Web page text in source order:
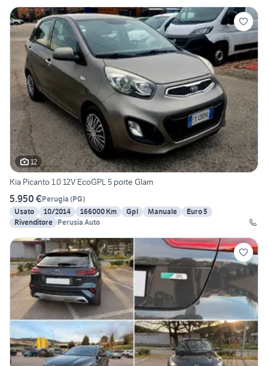
12
Kia Picanto 1.0 12V EcoGPL 5 porte Glam
5.950 €Perugia (PG)
Usato
10/2014 166000 Km Gpl Manuale
Euro 5
Rivenditore Perusia Auto